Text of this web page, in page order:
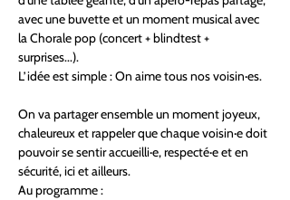
avec une buvette et un moment musical avec
la Chorale pop (concert + blindtest +
surprises...).
L’idée est simple : On aime tous nos voisin·es.
On va partager ensemble un moment joyeux,
chaleureux et rappeler que chaque voisin·e doit
pouvoir se sentir accueilli·e, respecté·e et en
sécurité, ici et ailleurs.
Au programme :